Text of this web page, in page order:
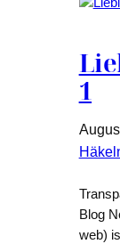
1
Blog
web)